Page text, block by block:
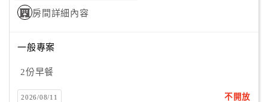
傳
房間詳細內容
一般專案
2份早餐
2026/08/11 不開放